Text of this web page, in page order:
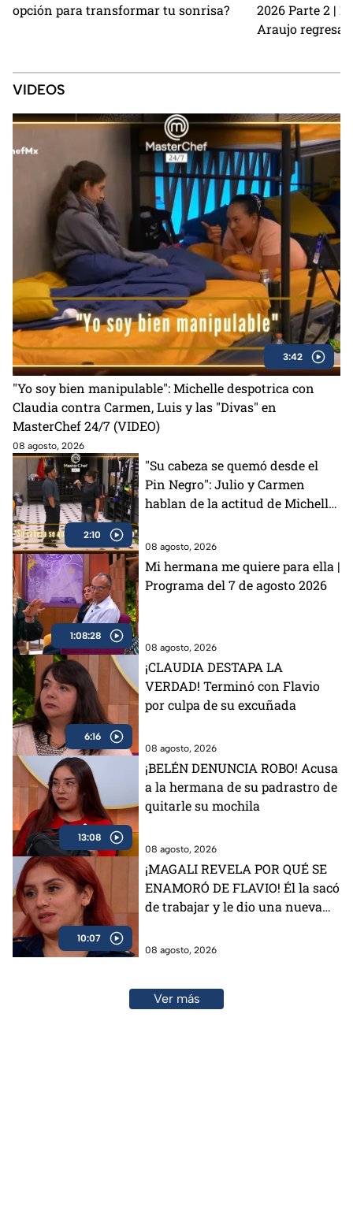
opción para transformar tu sonrisa?
2026 Parte 2 |
Araujo
VIDEOS
3:42
"Yo soy bien manipulable": Michelle despotrica con
Claudia contra Carmen, Luis y las "Divas" en
MasterChef 24/7 (VIDEO)
08 agosto, 2026
2:10
"Su cabeza se quemó desde el
Pin Negro": Julio y Carmen
hablan de la actitud de Michelle
08 agosto, 2026
1:08:28
Mi hermana me quiere para ella |
Programa del 7 de agosto 2026
08 agosto, 2026
6:16
¡CLAUDIA DESTAPA LA
VERDAD! Terminó con Flavio
por culpa de su excuñada
08 agosto, 2026
13:08
¡BELÉN DENUNCIA ROBO! Acusa
a la hermana de su padrastro de
quitarle su mochila
08 agosto, 2026
10:07
¡MAGALI REVELA POR QUÉ SE
ENAMORÓ DE FLAVIO! Él la sacó
de trabajar y le dio una nueva
08 agosto, 2026
Ver más